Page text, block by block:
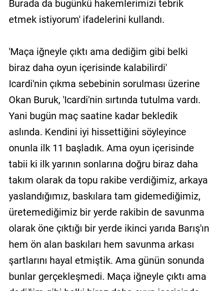
Burada da bugünkü hakemlerimizi tebrik
etmek istiyorum' ifadelerini kullandı.
'Maça iğneyle çıktı ama dediğim gibi belki
biraz daha oyun içerisinde kalabilirdi'
Icardi'nin çıkma sebebinin sorulması üzerine
Okan Buruk, 'Icardi'nin sırtında tutulma vardı.
Yani bugün maç saatine kadar bekledik
aslında. Kendini iyi hissettiğini söyleyince
onunla ilk 11 başladık. Ama oyun içerisinde
tabii ki ilk yarının sonlarına doğru biraz daha
takım olarak da topu rakibe verdiğimiz, arkaya
yaslandığımız, baskılara tam gidemediğimiz,
üretemediğimiz bir yerde rakibin de savunma
olarak öne çıktığı bir yerde ikinci yarıda Barış'ın
hem ön alan baskıları hem savunma arkası
şartlarını hayal etmiştik. Ama günün sonunda
bunlar gerçekleşmedi. Maça iğneyle çıktı ama